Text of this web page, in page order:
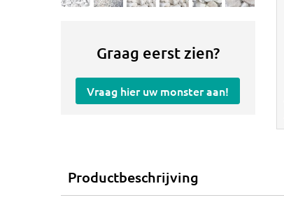
Graag eerst zien?
Vraag hier uw monster aan!
Productbeschrijving